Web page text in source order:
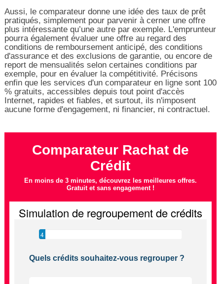
Aussi, le comparateur donne une idée des taux de prêt
pratiqués, simplement pour parvenir à cerner une offre
plus intéressante qu’une autre par exemple. L'emprunteur
pourra également évaluer une offre au regard des
conditions de remboursement anticipé, des conditions
d'assurance et des exclusions de garantie, ou encore de
report de mensualités selon certaines conditions par
exemple, pour en évaluer la compétitivité. Précisons
enfin que les services d'un comparateur en ligne sont 100
% gratuits, accessibles depuis tout point d'accès
Internet, rapides et fiables, et surtout, ils n'imposent
aucune forme d'engagement, ni financier, ni contractuel.
Comparateur Rachat de
Crédit
En moins de 3 minutes, découvrez les meilleures offres.
Gratuit et sans engagement !